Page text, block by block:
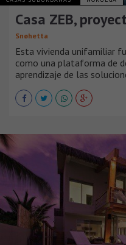
Casa ZEB,
Snøhetta
Esta vivienda unifamiliar
como una plataforma de
aprendizaje de las